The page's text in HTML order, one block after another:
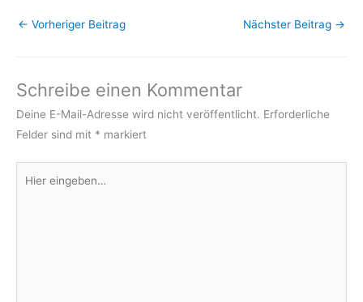
← Vorheriger Beitrag Nächster Beitrag →
Schreibe einen Kommentar
Deine E-Mail-Adresse wird nicht veröffentlicht. Erforderliche
Felder sind mit * markiert
eingeben…